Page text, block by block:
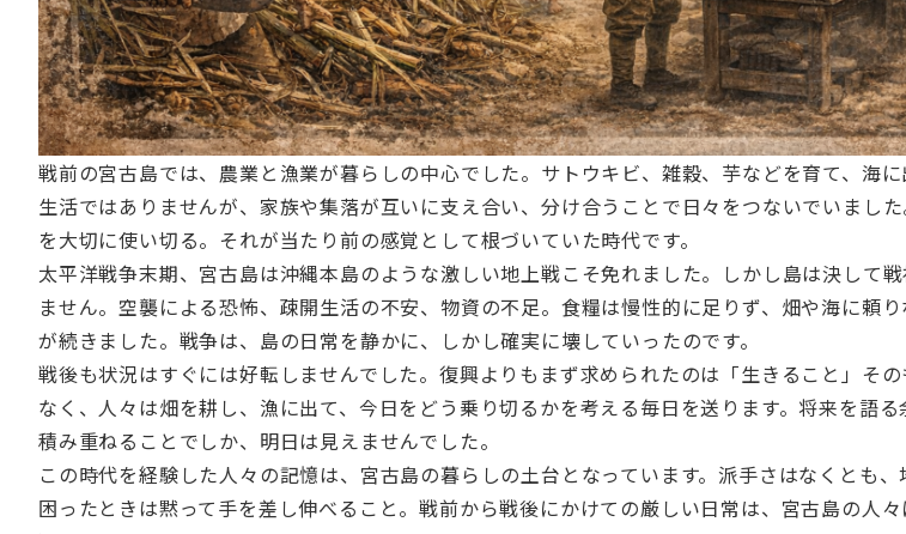
戦前の宮古島では、農業と漁業が暮らしの中心でした。サトウキビ、雑穀、芋などを育て、海
生活ではありませんが、家族や集落が互いに支え合い、分け合うことで日々をつないでいまし
を大切に使い切る。それが当たり前の感覚として根づいていた時代です。
太平洋戦争末期、宮古島は沖縄本島のような激しい地上戦こそ免れました。しかし島は決して
ません。空襲による恐怖、疎開生活の不安、物資の不足。食糧は慢性的に足りず、畑や海に頼
が続きました。戦争は、島の日常を静かに、しかし確実に壊していったのです。
戦後も状況はすぐには好転しませんでした。復興よりもまず求められたのは「生きること」そ
なく、人々は畑を耕し、漁に出て、今日をどう乗り切るかを考える毎日を送ります。将来を語
積み重ねることでしか、明日は見えませんでした。
この時代を経験した人々の記憶は、宮古島の暮らしの土台となっています。派手さはなくとも、
困ったときは黙って手を差し伸べること。戦前から戦後にかけての厳しい日常は、宮古島の人